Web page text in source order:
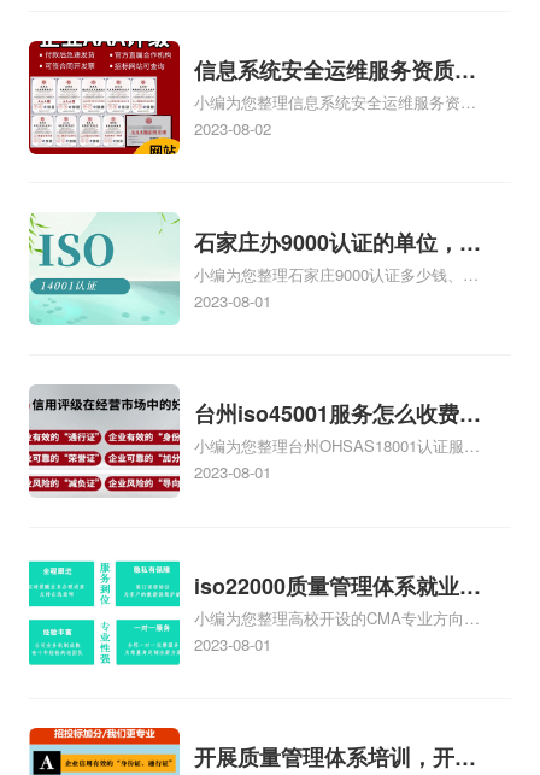
方正文！
信息系统安全运维服务资质二
级费用，信息系统安全运维服
务资质二级
小编为您整理信息系统安全运维服务资质
认证证书机构有哪些、安全运维服务资质
请书相关iso体系认证知识，详情可查看下
方正文！
2023-08-02
石家庄办9000认证的单位，石
家庄9000认证的公司
小编为您整理石家庄9000认证多少钱、石
家庄9000认证价格多少钱、石家庄9000认
2023-08-01
台州iso45001服务怎么收费，
台州iso45001认证服务怎么收
费
小编为您整理台州OHSAS18001认证服务
中心哪家收费便宜、台州ISO9000认证，
认证收费标准是什么相关iso体系认证知
识，详情可查看下方正文！
2023-08-01
iso22000质量管理体系就业方
向，质量管理与认证就业方向
小编为您整理高校开设的CMA专业方向未
来就业前景及就业方向如何、cma就业方
知识，详情可查看下方正文！
2023-08-01
开展质量管理体系培训，开展